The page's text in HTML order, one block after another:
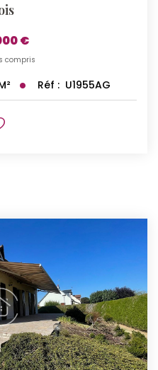
€
compris
Réf : U1955AG